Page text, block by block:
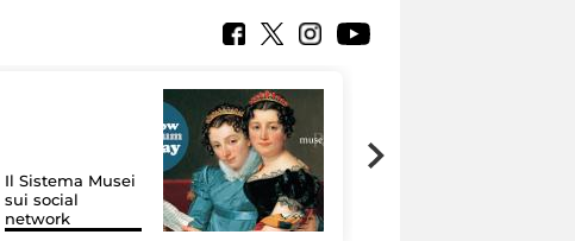
Il Sistema Musei
sui social
network